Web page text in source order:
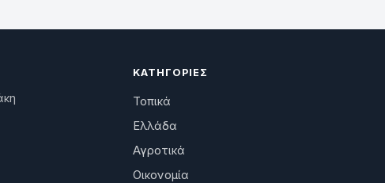
ΚΑΤΗΓΟΡΊΕΣ
Τοπικά
Ελλάδα
Αγροτικά
Οικονομία